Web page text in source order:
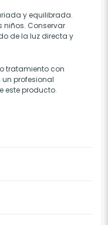
y equilibrada.
niños. Conservar
de la luz directa y
tratamiento con
profesional
este producto.